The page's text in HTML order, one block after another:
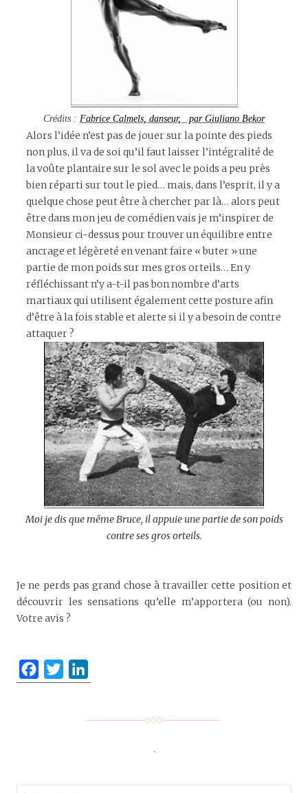
Crédits : Fabrice Calmels, danseur, par Giuliano Bekor
Alors l’idée n’est pas de jouer sur la pointe des pieds
non plus, il va de soi qu’il faut laisser l’intégralité de
la voûte plantaire sur le sol avec le poids a peu près
bien réparti sur tout le pied… mais, dans l’esprit, il y a
quelque chose peut être à chercher par là… alors peut
être dans mon jeu de comédien vais je m’inspirer de
Monsieur ci-dessus pour trouver un équilibre entre
ancrage et légèreté en venant faire « buter » une
partie de mon poids sur mes gros orteils… En y
réfléchissant n’y a-t-il pas bon nombre d’arts
martiaux qui utilisent également cette posture afin
d’être à la fois stable et alerte si il y a besoin de contre
attaquer ?
Moi je dis que même Bruce, il appuie une partie de son poids
contre ses gros orteils.
Je ne perds pas grand chose à travailler cette position et
découvrir les sensations qu’elle m’apportera (ou non).
Votre avis ?
o
r
I
.